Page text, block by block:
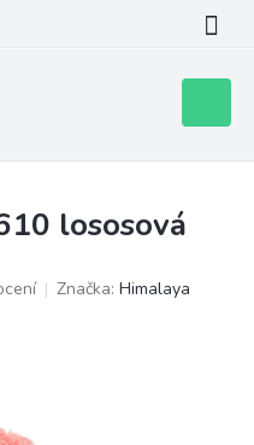
košík
lososová
Značka: Himalaya